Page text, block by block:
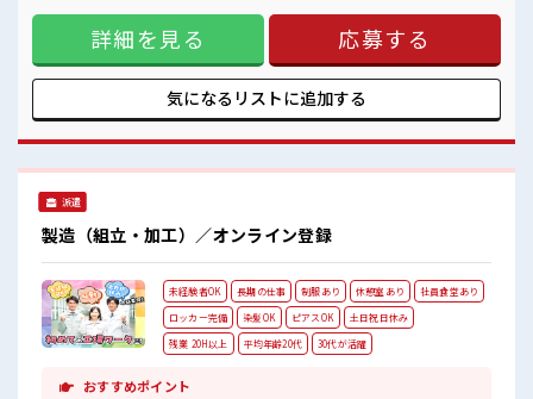
休憩所/ロッカーあり！
ム寮をご用意してます。 寮には駐車場も完備でマイカー通勤
もOK！ 現地までの移動交通費も支給！ なので遠方からお越
しの方も安心です♪ ＼おすすめポイント/ クリーンルーム内
で室内の温度・湿度もキチンと管理されており、 季節に関係
なく年間通して働きやすい環境です。 クリーンルームでの作
業や、 交替勤務の経験がある方もお待ちしております！ 丁寧
囲気 《20代～30代の男性スタッフさん多数カツヤク中》 キレ
イ&空調完備でカイテキな職場環境☆ 近くにコンビニがある
詳細を見る 応募する
気になるリストに追加する
派遣
製造（組立・加工）／オンライン登録
未経験者OK 長期の仕事 制服あり 休憩室あり
社員食堂あり
ロッカー完備
染髪OK ピアスOK
土日祝日休み
残業 20H以上
平均年齢20代 30代が活躍
おすすめポイント